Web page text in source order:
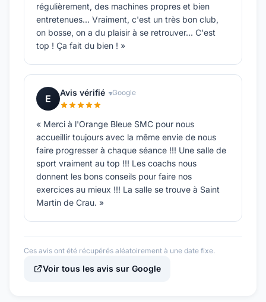
régulièrement, des machines propres et bien
entretenues... Vraiment, c'est un très bon club,
on bosse, on a du plaisir à se retrouver... C'est
top ! Ça fait du bien ! »
E
Avis vérifié Google
« Merci à l'Orange Bleue SMC pour nous
accueillir toujours avec la même envie de nous
faire progresser à chaque séance !!! Une salle de
sport vraiment au top !!! Les coachs nous
donnent les bons conseils pour faire nos
exercices au mieux !!! La salle se trouve à Saint
Martin de Crau. »
Ces avis ont été récupérés aléatoirement à une date fixe.
Voir tous les avis sur Google